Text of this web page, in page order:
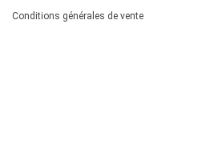
Conditions générales de vente